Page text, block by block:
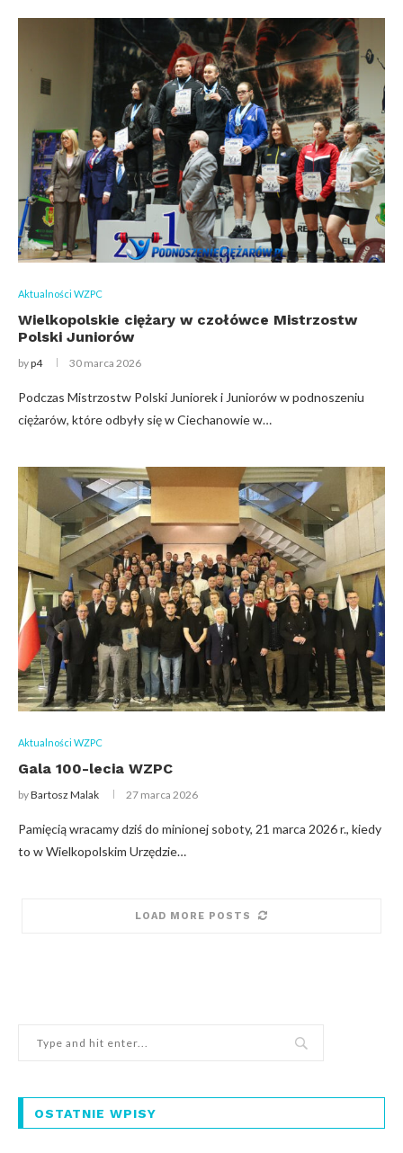
Aktualności WZPC
Wielkopolskie ciężary w czołówce Mistrzostw
Polski Juniorów
byp4 30 marca 2026
Podczas Mistrzostw Polski Juniorek i Juniorów w podnoszeniu
ciężarów, które odbyły się w Ciechanowie w…
Aktualności WZPC
Gala 100-lecia WZPC
byBartosz Malak 27 marca 2026
Pamięcią wracamy dziś do minionej soboty, 21 marca 2026 r., kiedy
to w Wielkopolskim Urzędzie…
LOAD MORE POSTS
OSTATNIE WPISY